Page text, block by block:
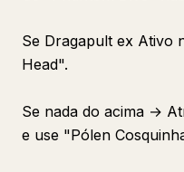
Se Dragapult ex Ativo
Head".
Se nada do acima →
e use "Pólen